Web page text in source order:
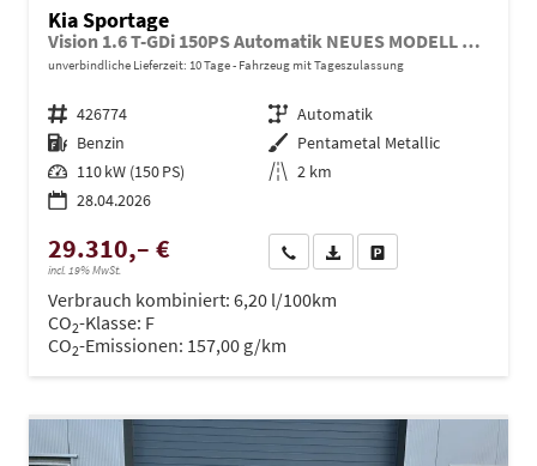
Kia Sportage
Vision 1.6 T-GDi 150PS Automatik NEUES MODELL MY26 FACELIFT Sitzheizung Lenkradheizung Klimaautomatik Navi Bluetooth Touchscreen Apple CarPlay Android Auto PDC v+h 17"LM Rückf.Kamera ACC 2x Keyless
unverbindliche Lieferzeit: 10 Tage Fahrzeug mit Tageszulassung
Fahrzeugnr. 426774 Getriebe Automatik
Kraftstoff Benzin Außenfarbe Pentametal Metallic
Leistung 110 kW (150 PS) Kilometerstand 2 km
28.04.2026
29.310,– €
incl. 19% MwSt.
Wir rufen Sie anPDF-Datei, Fahrzeugexposé
Verbrauch kombiniert: 6,20 l/100km
CO2-Klasse: F
CO2-Emissionen: 157,00 g/km